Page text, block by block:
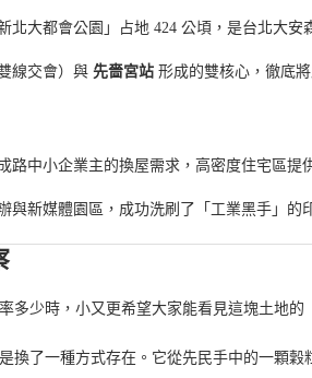
北大都會公園」占地 424 公頃，是台北大安
雙線交會）與 先嗇宮站 形成的雙核心，徹底
路中小企業主的換屋需求，高密度住宅區提
與新媒體園區，成功洗刷了「工業黑手」的
多少時，小又更希望大家能看見這塊土地的
換了一種方式存在。它從先民手中的一顆